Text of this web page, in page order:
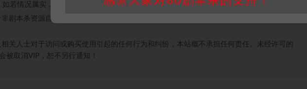
若情况属实，我们将会在三天内下架相关剧本攻略。
非剧本杀资源自身价值，本站积分为本站收取的赞助费，用于本站整理资料的时间成本及网站
相关人士对于访问或购买使用引起的任何行为和纠纷，本站概不承担任何责任。未经许可的
被取消VIP，恕不另行通知！